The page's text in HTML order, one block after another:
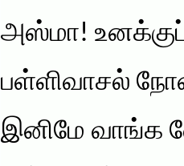
அஸ்மா!
பள்ளிவாசல்
இனிமே வாங்க